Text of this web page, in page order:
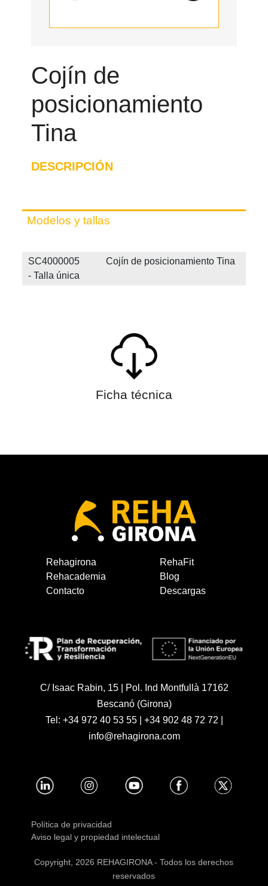
Cojín de
posicionamiento
Tina
DESCRIPCIÓN
Modelos y tallas
SC4000005 Cojín de posicionamiento Tina
- Talla única
Ficha técnica
Rehagirona
RehaFit
Rehacademia
Blog
Contacto
Descargas
C/ Isaac Rabin, 15 | Pol. Ind Montfullà 17162
Bescanó (Girona)
Tel: +34 972 40 53 55| +34 902 48 72 72
info@rehagirona.com
Copyright, 2026 REHAGIRONA - Todos los derechos
reservados
Política de privacidad
Aviso legal y propiedad intelectual